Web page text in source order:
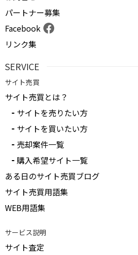
パートナー募集
Facebook
リンク集
SERVICE
サイト売買
サイト売買とは？
サイトを売りたい方
サイトを買いたい方
売却案件一覧
購入希望サイト一覧
ある日のサイト売買ブログ
サイト売買用語集
WEB用語集
サービス説明
サイト査定